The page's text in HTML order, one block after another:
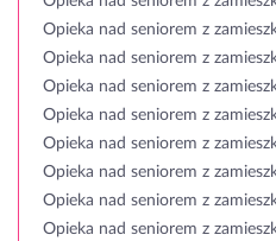
Opieka nad seniorem z
Opieka nad seniorem z
Opieka nad seniorem z
Opieka nad seniorem z
Opieka nad seniorem z
Opieka nad seniorem z
Opieka nad seniorem z
Opieka nad seniorem z